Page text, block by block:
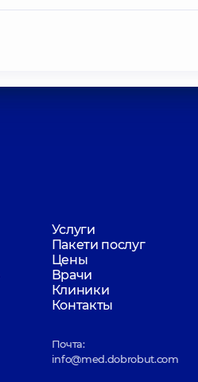
Услуги
Пакети послуг
Цены
Врачи
Клиники
Контакты
Почта:
info@med.dobrobut.com